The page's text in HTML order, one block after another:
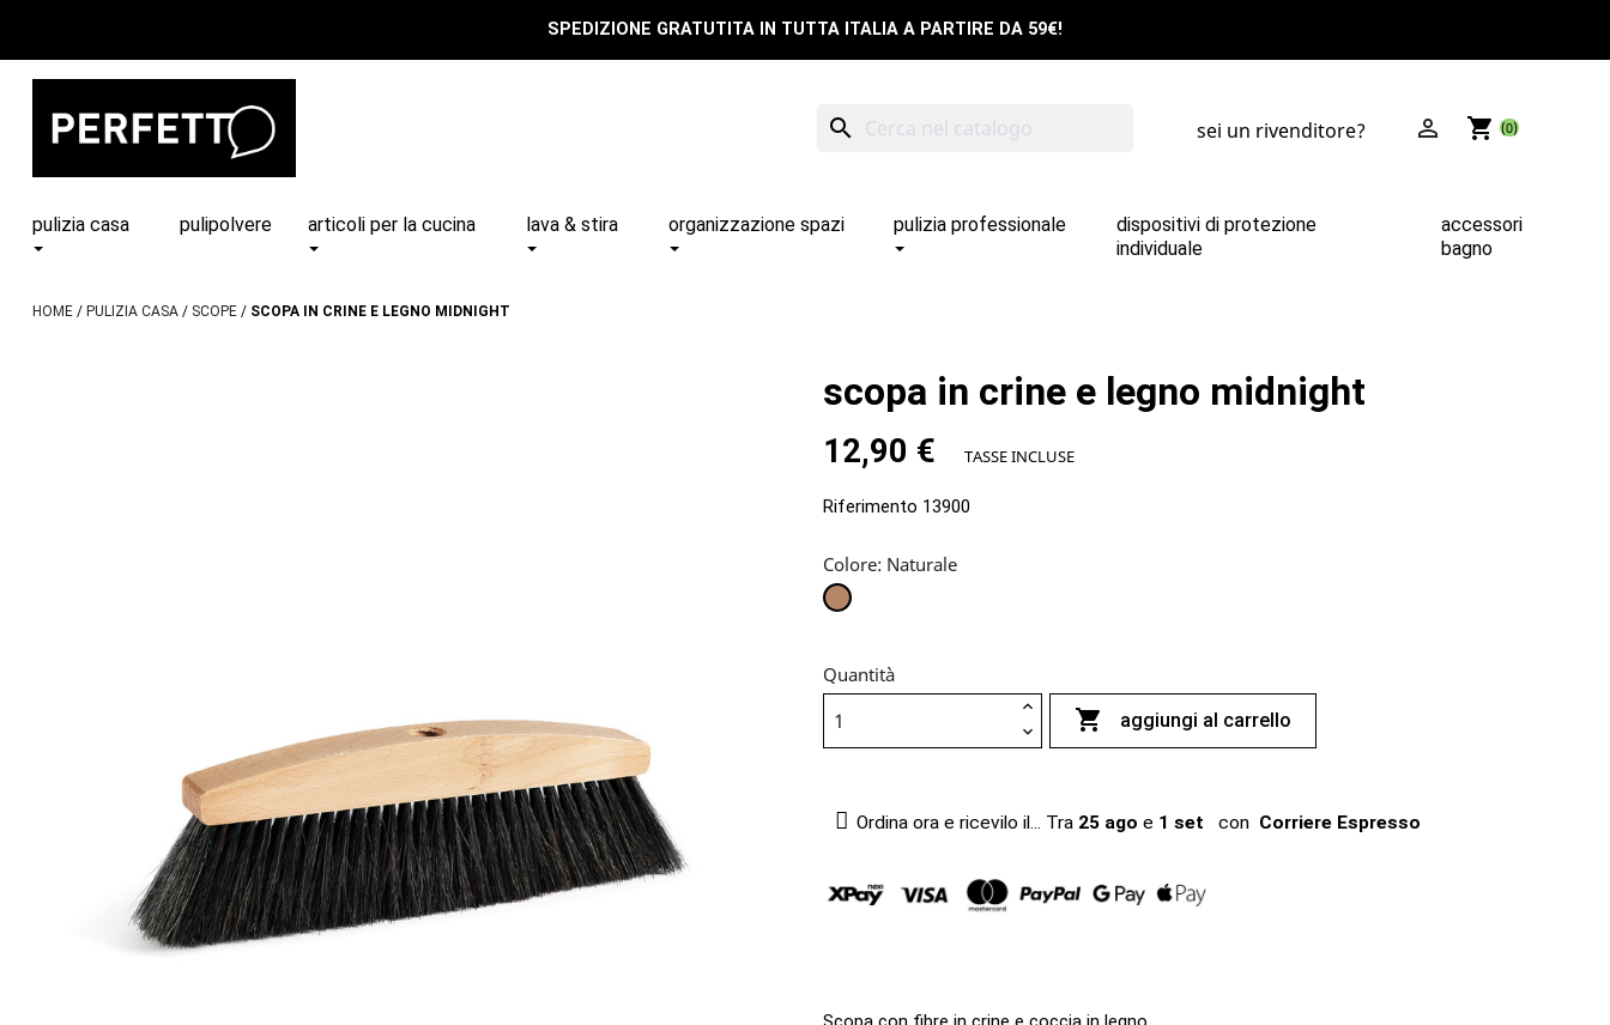
SPEDIZIONE GRATUTITA IN TUTTA ITALIA A PARTIRE DA 59€!
search sei un rivenditore?  shopping_cart (0)
pulizia casa pulipolvere articoli per la cucina lava & stira organizzazione spazi pulizia professionale
dispositivi di protezione
individuale
accessori
bagno
HOME PULIZIA CASA SCOPE SCOPA IN CRINE E LEGNO MIDNIGHT
scopa in crine e legno midnight
12,90 € TASSE INCLUSE
Riferimento 13900
Colore: Naturale
Naturale
Quantità
 aggiungi al carrello
Ordina ora e ricevilo il... Tra 25 ago e 1 set con Corriere Espresso